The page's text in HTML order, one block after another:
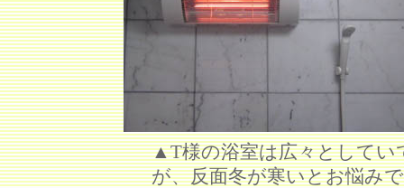
▲T様の浴室は広々としてい
が、反面冬が寒いとお悩み